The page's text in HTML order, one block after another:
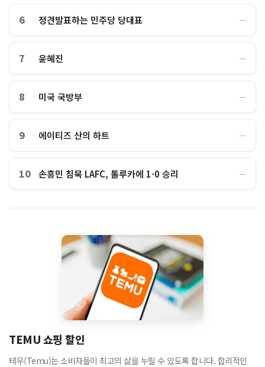
6 정견발표하는 민주당 당대표 ―
7 윤혜진 ―
8 미국 국방부 ―
9 에이티즈 산의 하트 ―
10 손흥민 침묵 LAFC, 톨루카에 1-0 승리 ―
TEMU 쇼핑 할인
테무(Temu)는 소비자들이 최고의 삶을 누릴 수 있도록 합니다. 합리적인